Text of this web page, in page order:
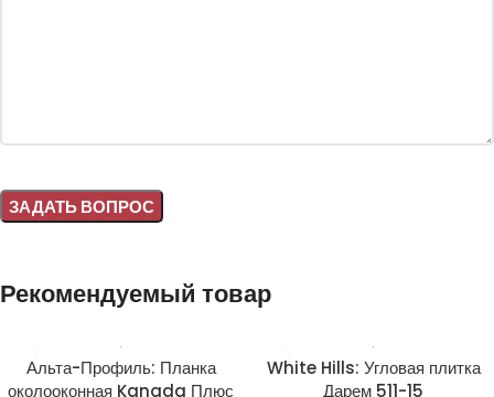
Рекомендуемый товар
Альта-Профиль: Планка
околооконная Kanada Плюс
White Hills: Угловая плитка
Дарем 511-15